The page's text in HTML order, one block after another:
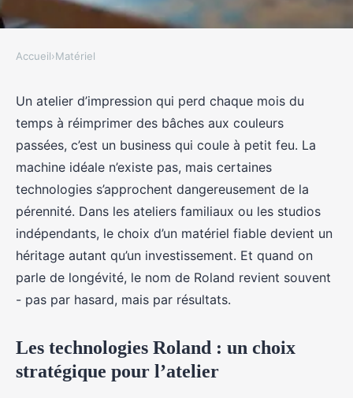
Des imprimantes grand format
Roland au service de votre
créativité
Séraphine•12/03/2026 17:40• 8 min de lecture
Accueil›Matériel
Un atelier d’impression qui perd chaque mois du
temps à réimprimer des bâches aux couleurs
passées, c’est un business qui coule à petit feu. La
machine idéale n’existe pas, mais certaines
technologies s’approchent dangereusement de la
pérennité. Dans les ateliers familiaux ou les studios
indépendants, le choix d’un matériel fiable devient un
héritage autant qu’un investissement. Et quand on
parle de longévité, le nom de Roland revient souvent
- pas par hasard, mais par résultats.
Les technologies Roland : un choix
stratégique pour l’atelier